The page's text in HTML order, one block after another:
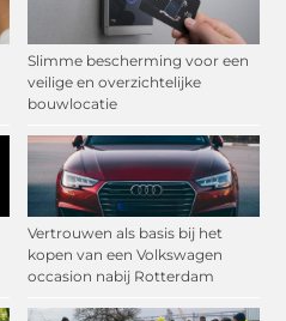
Slimme bescherming voor een
veilige en overzichtelijke
bouwlocatie
Vertrouwen als basis bij het
kopen van een Volkswagen
occasion nabij Rotterdam